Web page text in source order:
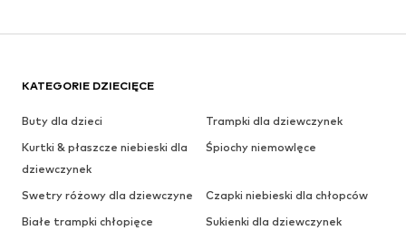
KATEGORIE DZIECIĘCE
Buty dla dzieci
Trampki dla dziewczynek
Kurtki & płaszcze niebieski dla
dziewczynek
Śpiochy niemowlęce
Swetry różowy dla dziewczyne
Czapki niebieski dla chłopców
Białe trampki chłopięce
Sukienki dla dziewczynek